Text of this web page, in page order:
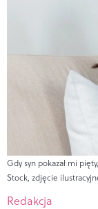
Gdy syn pokazał mi
Stock, zdjęcie
Redakcja